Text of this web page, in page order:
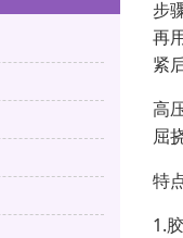
步
再
紧
高
屈
特
1.